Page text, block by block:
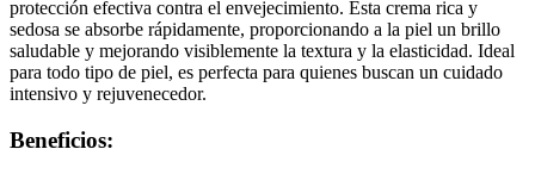
protección efectiva contra el envejecimiento. Esta crema rica y
sedosa se absorbe rápidamente, proporcionando a la piel un brillo
saludable y mejorando visiblemente la textura y la elasticidad. Ideal
para todo tipo de piel, es perfecta para quienes buscan un cuidado
intensivo y rejuvenecedor.
Beneficios: